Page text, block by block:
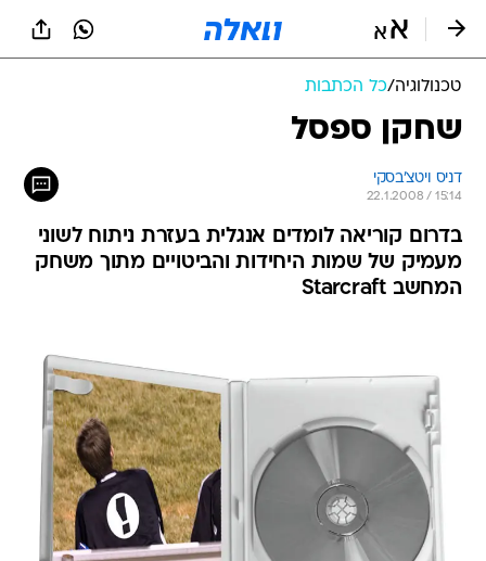
טכנולוגיה/כל הכתבות
שחקן ספסל
דניס ויטצ'בסקי
22.1.2008 / 15:14
בדרום קוריאה לומדים אנגלית בעזרת ניתוח לשוני
מעמיק של שמות היחידות והביטויים מתוך משחק
המחשב Starcraft